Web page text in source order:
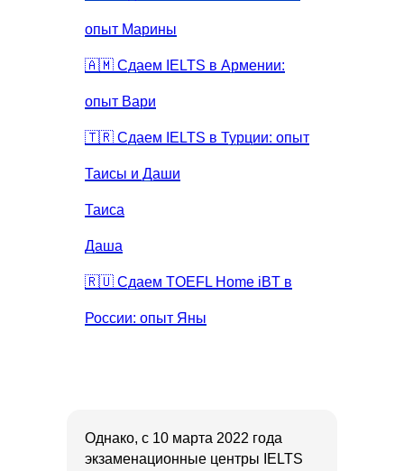
опыт Марины
🇦🇲 Сдаем IELTS в Армении:
опыт Вари
🇹🇷 Сдаем IELTS в Турции: опыт
Таисы и Даши
Таиса
Даша
🇷🇺 Сдаем TOEFL Home iBT в
России: опыт Яны
Однако, с 10 марта 2022 года
экзаменационные центры IELTS